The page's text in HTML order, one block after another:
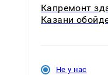
Капремонт
Казани
Не у нас